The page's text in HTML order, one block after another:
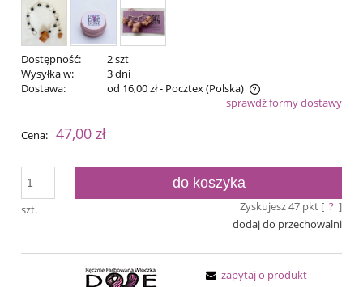
Dostępność:
2 szt
Wysyłka w:
3 dni
Dostawa:
od 16,00 zł- Pocztex(Polska)
Cena nie zawiera ewentualnych kosztów płatnościsprawdź formy dostawy
Cena: 47,00 zł
szt.
do koszyka
Zyskujesz47pkt [ ? ]
dodaj do przechowalni
zapytaj o produkt